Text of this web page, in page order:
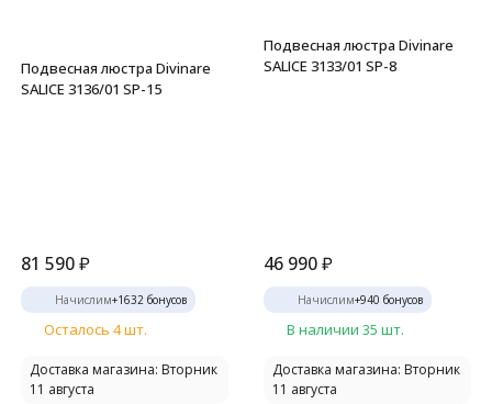
Подвесная люстра Divinare
SALICE 3136/01 SP-15
81 590₽
Начислим+1632 бонусов
Осталось 4 шт.
Доставка магазина: Вторник
11 августа
Подвесная люстра Divinare
SALICE 3133/01 SP-8
46 990₽
Начислим+940 бонусов
В наличии 35 шт.
Доставка магазина: Вторник
11 августа